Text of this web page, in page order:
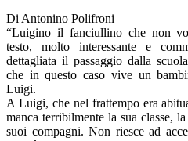
Di Antonino Polifroni
“Luigino il fanciullino che non
testo, molto interessante e
dettagliata il passaggio dalla
che in questo caso vive un
Luigi.
A Luigi, che nel frattempo era
manca terribilmente la sua classe,
suoi compagni. Non riesce ad